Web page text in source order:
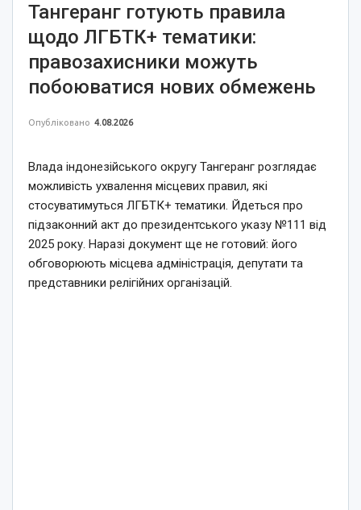
Тангеранг готують правила
щодо ЛГБТК+ тематики:
правозахисники можуть
побоюватися нових обмежень
Опубліковано 4.08.2026
Влада індонезійського округу Тангеранг розглядає
можливість ухвалення місцевих правил, які
стосуватимуться ЛГБТК+ тематики. Йдеться про
підзаконний акт до президентського указу №111 від
2025 року. Наразі документ ще не готовий: його
обговорюють місцева адміністрація, депутати та
представники релігійних організацій.